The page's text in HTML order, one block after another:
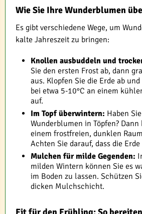
Wie Sie Ihre Wunderblumen
Es gibt verschiedene Wege, um
kalte Jahreszeit zu bringen:
Knollen ausbuddeln und
Sie den ersten Frost ab, dann
aus. Klopfen Sie die Erde ab
bei etwa 5-10°C an einem
auf.
Im Topf überwintern: Haben
Wunderblumen in Töpfen?
einem frostfreien, dunklen
Achten Sie darauf, dass die
Mulchen für milde Gegenden:
milden Wintern können Sie es
im Boden zu lassen. Schützen
dicken Mulchschicht.